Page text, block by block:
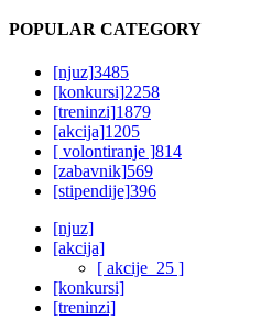
POPULAR CATEGORY
[njuz]3485
[konkursi]2258
[treninzi]1879
[akcija]1205
[ volontiranje ]814
[zabavnik]569
[stipendije]396
[njuz]
[akcija]
[ akcije_25 ]
[konkursi]
[treninzi]